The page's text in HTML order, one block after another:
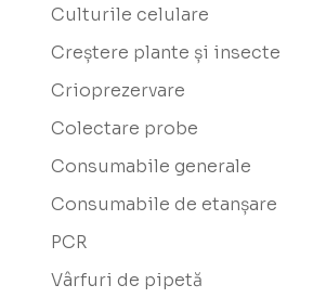
Culturile celulare
Creștere plante și insecte
Crioprezervare
Colectare probe
Consumabile generale
Consumabile de etanșare
PCR
Vârfuri de pipetă